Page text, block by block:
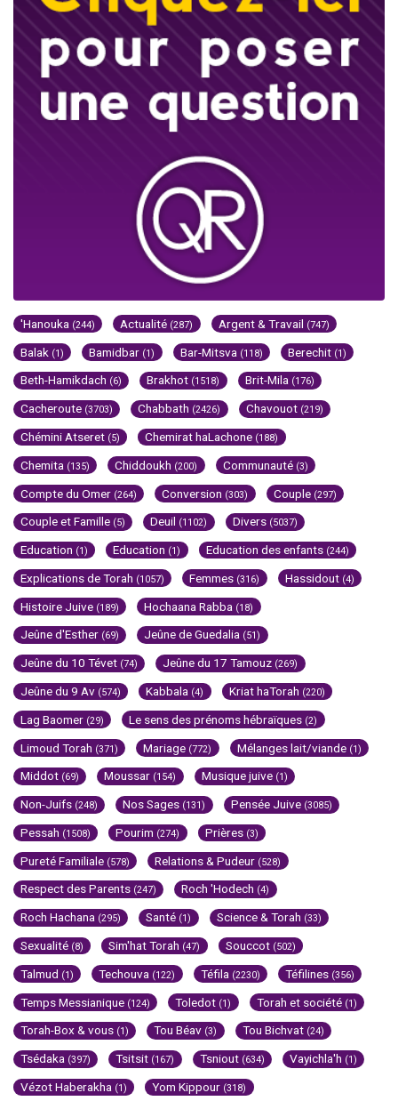
'Hanouka (244) Actualité (287) Argent & Travail (747)
Balak (1) Bamidbar (1) Bar-Mitsva (118) Berechit (1)
Beth-Hamikdach (6) Brakhot (1518) Brit-Mila (176)
Cacheroute (3703) Chabbath (2426) Chavouot (219)
Chémini Atseret (5) Chemirat haLachone (188)
Chemita (135) Chiddoukh (200) Communauté (3)
Compte du Omer (264) Conversion (303) Couple (297)
Couple et Famille (5) Deuil (1102) Divers (5037)
Education (1) Education (1) Education des enfants (244)
Explications de Torah (1057) Femmes (316) Hassidout (4)
Histoire Juive (189) Hochaana Rabba (18)
Jeûne d'Esther (69) Jeûne de Guedalia (51)
Jeûne du 10 Tévet (74) Jeûne du 17 Tamouz (269)
Jeûne du 9 Av (574) Kabbala (4) Kriat haTorah (220)
Lag Baomer (29) Le sens des prénoms hébraïques (2)
Limoud Torah (371) Mariage (772) Mélanges lait/viande (1)
Middot (69) Moussar (154) Musique juive (1)
Non-Juifs (248) Nos Sages (131) Pensée Juive (3085)
Pessah (1508) Pourim (274) Prières (3)
Pureté Familiale (578) Relations & Pudeur (528)
Respect des Parents (247) Roch 'Hodech (4)
Roch Hachana (295) Santé (1) Science & Torah (33)
Sexualité (8) Sim'hat Torah (47) Souccot (502)
Talmud (1) Techouva (122) Téfila (2230) Téfilines (356)
Temps Messianique (124) Toledot (1) Torah et société (1)
Torah-Box & vous (1) Tou Béav (3) Tou Bichvat (24)
Tsédaka (397) Tsitsit (167) Tsniout (634) Vayichla'h (1)
Vézot Haberakha (1) Yom Kippour (318)